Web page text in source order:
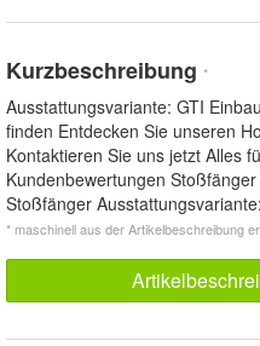
Kurzbeschreibung *
Ausstattungsvariante: GTI
finden Entdecken Sie unseren
Kontaktieren Sie uns jetzt Alles
Kundenbewertungen
Stoßfänger
* maschinell aus der Artikelbeschreibung